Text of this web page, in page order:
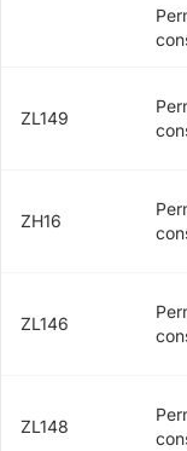
ZL149
ZH16
ZL146
ZL148